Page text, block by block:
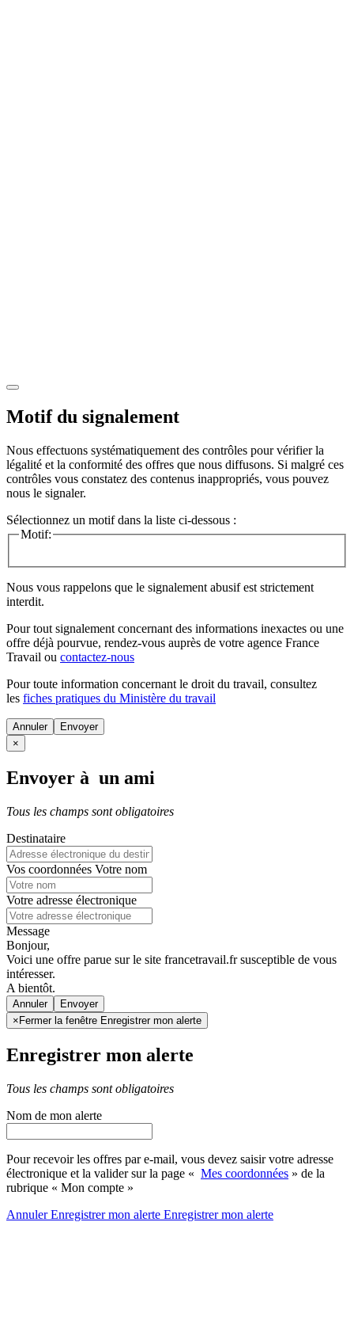
Motif du signalement
Nous effectuons systématiquement des contrôles pour vérifier la
légalité et la conformité des offres que nous diffusons. Si malgré ces
contrôles vous constatez des contenus inappropriés, vous pouvez
nous le signaler.
Sélectionnez un motif dans la liste ci-dessous :
Motif:
Nous vous rappelons que le signalement abusif est strictement
interdit.
Pour tout signalement concernant des informations inexactes ou une
offre déjà pourvue, rendez-vous auprès de votre agence France
Travail ou contactez-nous
Pour toute information concernant le droit du travail, consultez
les fiches pratiques du Ministère du travail
Annuler
×
Envoyer à un ami
Tous les champs sont obligatoires
Destinataire
Vos coordonnées Votre nom
Votre adresse électronique
Message
Bonjour,
Voici une offre parue sur le site francetravail.fr susceptible de vous
intéresser.
A bientôt.
Annuler
× Fermer la fenêtre Enregistrer mon alerte
Enregistrer mon alerte
Tous les champs sont obligatoires
Nom de mon alerte
Pour recevoir les offres par e-mail, vous devez saisir votre adresse
électronique et la valider sur la page « Mes coordonnées » de la
rubrique « Mon compte »
AnnulerEnregistrer mon alerte Enregistrermon alerte